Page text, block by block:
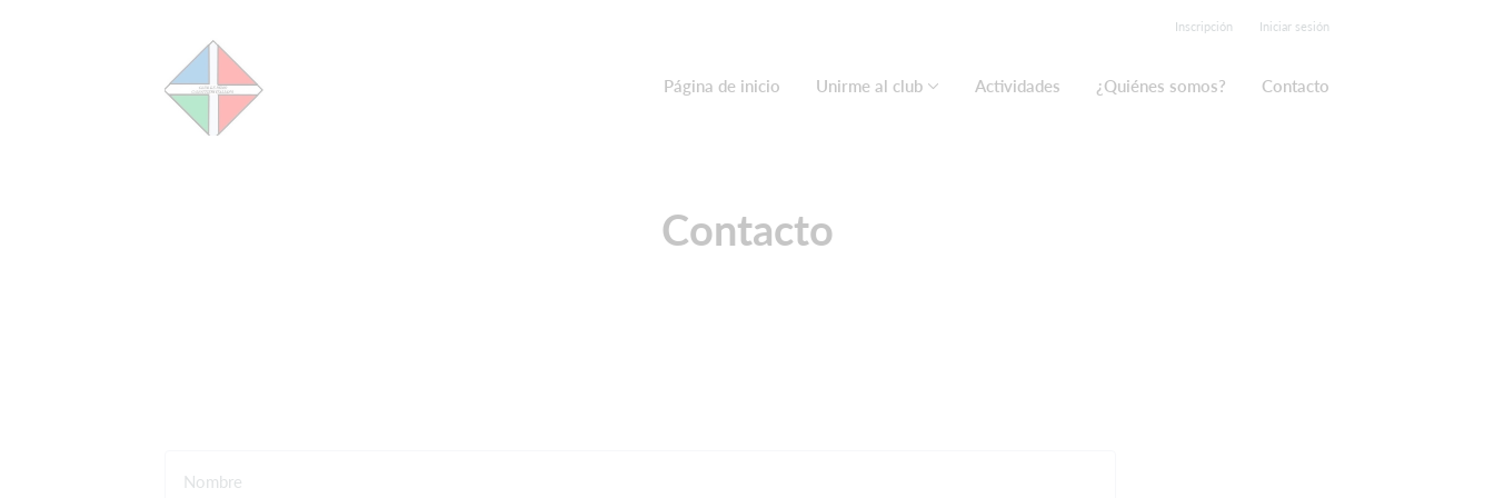
Inscripción Iniciar sesión
Página de inicio Unirme al club Actividades ¿Quiénes somos? Contacto
Contacto
Nombre